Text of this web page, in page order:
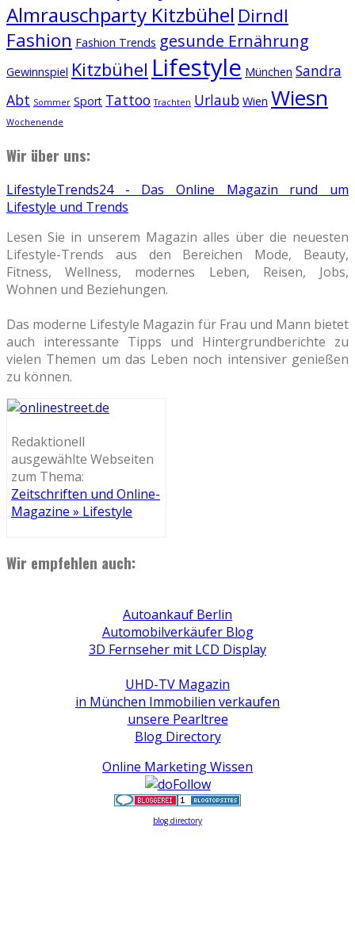
Almrauschparty Kitzbühel Dirndl
Fashion Fashion Trends gesunde Ernährung
Gewinnspiel Kitzbühel Lifestyle München Sandra
Abt Sommer Sport Tattoo Trachten Urlaub Wien Wiesn
Wochenende
Wir über uns:
LifestyleTrends24 - Das Online Magazin rund um
Lifestyle und Trends
Lesen Sie in unserem Magazin alles über die neuesten
Lifestyle-Trends aus den Bereichen Mode, Beauty,
Fitness, Wellness, modernes Leben, Reisen, Jobs,
Wohnen und Beziehungen.
Das moderne Lifestyle Magazin für Frau und Mann bietet
auch interessante Tipps und Hintergrundberichte zu
vielen Themen um das Leben noch intensiver genießen
zu können.
Redaktionell
ausgewählte Webseiten
zum Thema:
Zeitschriften und Online-
Magazine » Lifestyle
Wir empfehlen auch:
Autoankauf Berlin
Automobilverkäufer Blog
3D Fernseher mit LCD Display
UHD-TV Magazin
in München Immobilien verkaufen
unsere Pearltree
Blog Directory
Online Marketing Wissen
blog directory